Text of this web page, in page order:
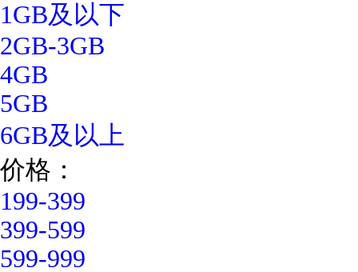
1GB及以下
2GB-3GB
4GB
5GB
6GB及以上
价格：
199-399
399-599
599-999